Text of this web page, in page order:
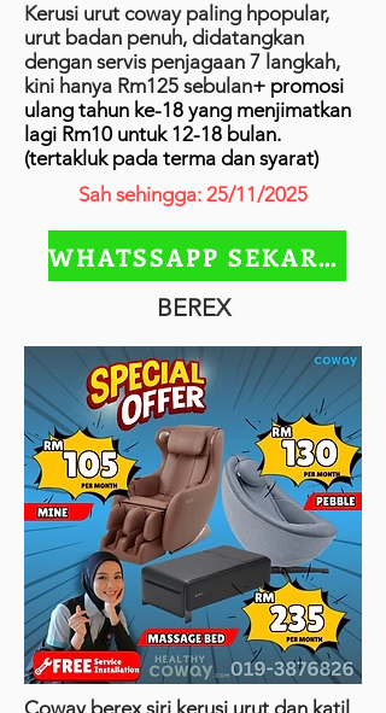
Kerusi urut coway paling hpopular,
urut badan penuh, didatangkan
dengan servis penjagaan 7 langkah,
kini hanya Rm125 sebulan+ promosi
ulang tahun ke-18 yang menjimatkan
lagi Rm10 untuk 12-18 bulan.
(tertakluk pada terma dan syarat)
Sah sehingga: 25/11/2025
WHATSSAPP SEKARANG
BEREX
Coway berex siri kerusi urut dan katil